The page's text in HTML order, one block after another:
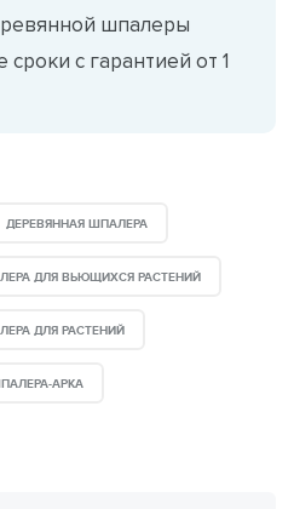
шпалеры
с гарантией от 1
ДЕРЕВЯННАЯ ШПАЛЕРА
ДЛЯ ВЬЮЩИХСЯ РАСТЕНИЙ
ДЛЯ РАСТЕНИЙ
АРКА